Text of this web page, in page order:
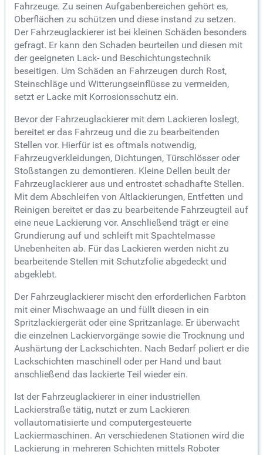
Fahrzeuge. Zu seinen Aufgabenbereichen gehört es,
Oberflächen zu schützen und diese instand zu setzen.
Der Fahrzeuglackierer ist bei kleinen Schäden besonders
gefragt. Er kann den Schaden beurteilen und diesen mit
der geeigneten Lack- und Beschichtungstechnik
beseitigen. Um Schäden an Fahrzeugen durch Rost,
Steinschläge und Witterungseinflüsse zu vermeiden,
setzt er Lacke mit Korrosionsschutz ein.
Bevor der Fahrzeuglackierer mit dem Lackieren loslegt,
bereitet er das Fahrzeug und die zu bearbeitenden
Stellen vor. Hierfür ist es oftmals notwendig,
Fahrzeugverkleidungen, Dichtungen, Türschlösser oder
Stoßstangen zu demontieren. Kleine Dellen beult der
Fahrzeuglackierer aus und entrostet schadhafte Stellen.
Mit dem Abschleifen von Altlackierungen, Entfetten und
Reinigen bereitet er das zu bearbeitende Fahrzeugteil auf
eine neue Lackierung vor. Anschließend trägt er eine
Grundierung auf und schleift mit Spachtelmasse
Unebenheiten ab. Für das Lackieren werden nicht zu
bearbeitende Stellen mit Schutzfolie abgedeckt und
abgeklebt.
Der Fahrzeuglackierer mischt den erforderlichen Farbton
mit einer Mischwaage an und füllt diesen in ein
Spritzlackiergerät oder eine Spritzanlage. Er überwacht
die einzelnen Lackiervorgänge sowie die Trocknung und
Aushärtung der Lackschichten. Nach Bedarf poliert er die
Lackschichten maschinell oder per Hand und baut
anschließend das lackierte Teil wieder ein.
Ist der Fahrzeuglackierer in einer industriellen
Lackierstraße tätig, nutzt er zum Lackieren
vollautomatisierte und computergesteuerte
Lackiermaschinen. An verschiedenen Stationen wird die
Lackierung in mehreren Schichten mittels Roboter